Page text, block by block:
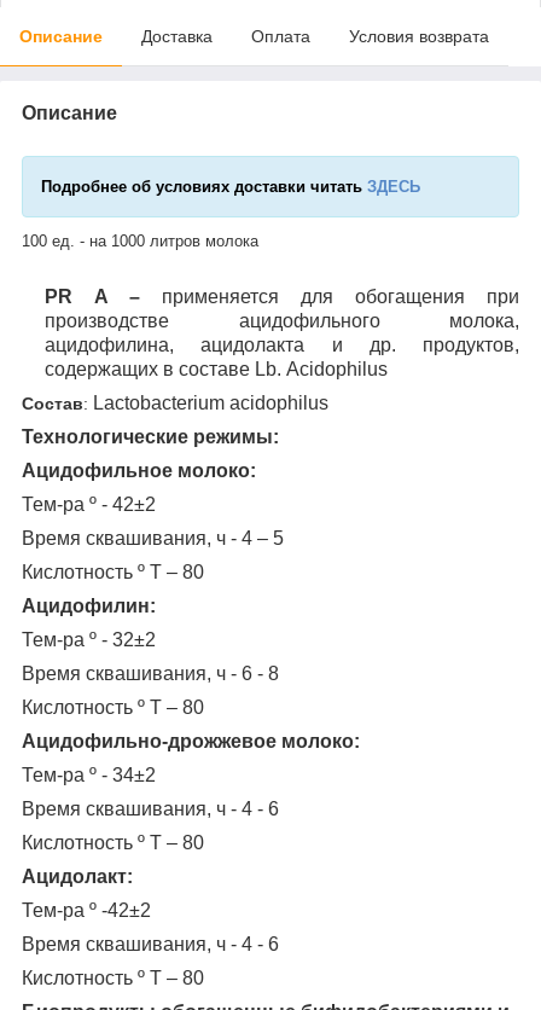
Описание Доставка Оплата Условия возврата
Описание
Подробнее об условиях доставки читать ЗДЕСЬ
100 ед. - на 1000 литров молока
PR A – применяется для обогащения при
производстве ацидофильного молока,
ацидофилина, ацидолакта и др. продуктов,
содержащих в составе Lb. Acidophilus
Состав: Lactobacterium acidophilus
Технологические режимы:
Ацидофильное молоко:
Тем-ра º - 42±2
Время сквашивания, ч - 4 – 5
Кислотность º Т – 80
Ацидофилин:
Тем-ра º - 32±2
Время сквашивания, ч - 6 - 8
Кислотность º Т – 80
Ацидофильно-дрожжевое молоко:
Тем-ра º - 34±2
Время сквашивания, ч - 4 - 6
Кислотность º Т – 80
Ацидолакт:
Тем-ра º -42±2
Время сквашивания, ч - 4 - 6
Кислотность º Т – 80